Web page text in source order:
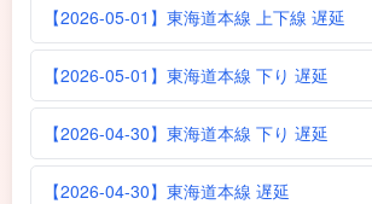
【2026-05-01】東海道本線 上下線 遅延
【2026-05-01】東海道本線 下り 遅延
【2026-04-30】東海道本線 下り 遅延
【2026-04-30】東海道本線 遅延